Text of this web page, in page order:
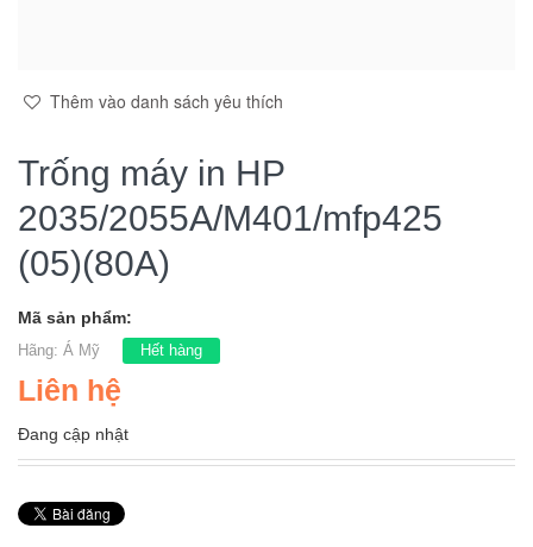
Thêm vào danh sách yêu thích
Trống máy in HP
2035/2055A/M401/mfp425
(05)(80A)
Mã sản phẩm:
Hãng: Á Mỹ Hết hàng
Liên hệ
Đang cập nhật